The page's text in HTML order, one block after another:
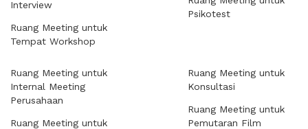
Interview
Ruang Meeting untuk
Tempat Workshop
Psikotest
Ruang Meeting untuk
Internal Meeting
Perusahaan
Ruang Meeting untuk
Ruang Meeting untuk
Konsultasi
Ruang Meeting untuk
Pemutaran Film